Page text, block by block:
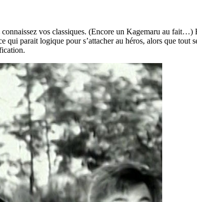
vos classiques. (Encore un Kagemaru au fait…)
parait logique pour s’attacher au héros, alors que tout